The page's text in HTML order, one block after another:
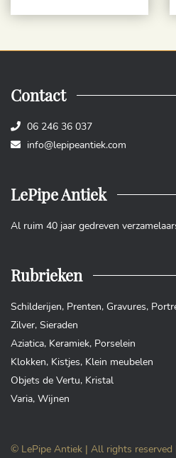
Contact
06 246 36 037
info@lepipeantiek.com
LePipe Antiek
Al ruim 40 jaar gedreven
Rubrieken
Schilderijen, Prenten, Gravures,
Zilver, Sieraden
Aziatica, Keramiek, Porselein
Klokken, Kistjes, Klein meubelen
Objets de Vertu, Kristal
Varia, Wijnen
© LePipe Antiek | All rights reserved